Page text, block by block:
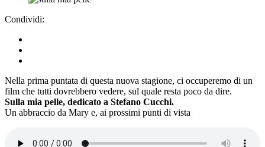
Condividi:
Nella prima puntata di questa nuova stagione, ci occuperemo di un
film che tutti dovrebbero vedere, sul quale resta poco da dire.
Sulla mia pelle, dedicato a Stefano Cucchi.
Un abbraccio da Mary e, ai prossimi punti di vista